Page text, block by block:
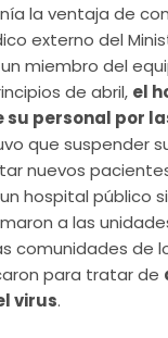
la ventaja de
externo del
miembro del
de abril, el
su personal por
que suspender
nuevos
hospital público
a las
comunidades de
para tratar de
virus.